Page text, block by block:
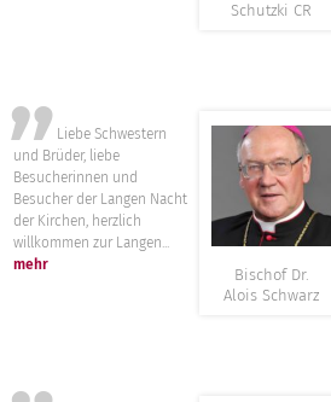
Schutzki CR
”
Liebe Schwestern
und Brüder, liebe
Besucherinnen und
Besucher der Langen Nacht
der Kirchen, herzlich
willkommen zur Langen...
mehr
Bischof Dr.
Alois Schwarz